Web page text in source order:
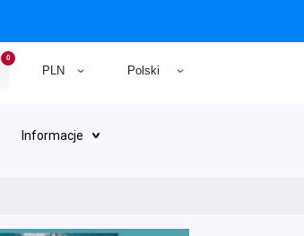
0
Informacje